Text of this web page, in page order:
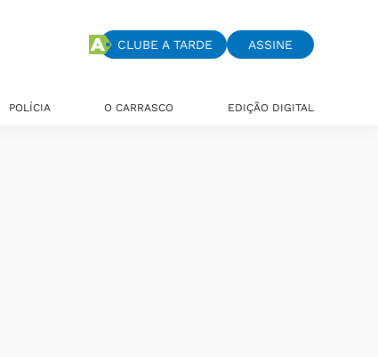
CLUBE A TARDE ASSINE
POLÍCIA O CARRASCO EDIÇÃO DIGITAL